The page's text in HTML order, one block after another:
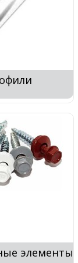
элементы